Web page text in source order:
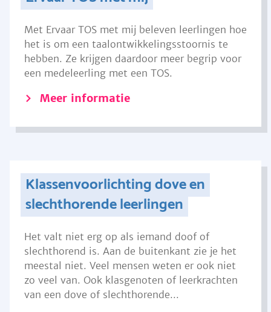
Met Ervaar TOS met mij beleven leerlingen hoe
het is om een taalontwikkelingsstoornis te
hebben. Ze krijgen daardoor meer begrip voor
een medeleerling met een TOS.
Meer informatie
Klassenvoorlichting dove en
slechthorende leerlingen
Het valt niet erg op als iemand doof of
slechthorend is. Aan de buitenkant zie je het
meestal niet. Veel mensen weten er ook niet
zo veel van. Ook klasgenoten of leerkrachten
van een dove of slechthorende...